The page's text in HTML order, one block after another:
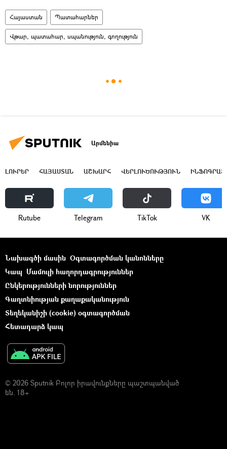
Հայաստան Պատահարներ
Վթար, պատահար, սպանություն, գողություն
Արմենիա
ԼՈՒՐԵՐ ՀԱՅԱՍՏԱՆ ԱՇԽԱՐՀ ՎԵՐԼՈՒԾՈՒԹՅՈՒՆ
Rutube Telegram ТikТоk VK
Նախագծի մասին Օգտագործման կանոնները
Կապ Մամուլի հաղորդագրություններ
Ընկերությունների նորություններ
Գաղտնիության քաղաքականություն
Տեղեկանիշի (cookie) օգտագործման
Հետադարձ կապ
© 2026 Sputnik Բոլոր իրավունքները պաշտպանված
են. 18+